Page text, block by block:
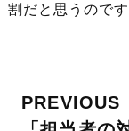
割だと思うのです
PREVIOUS